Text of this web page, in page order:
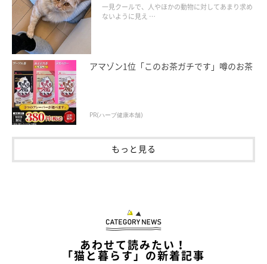
次回のお話もお楽しみに〜♪
一見クールで、人やほかの動物に対してあまり求め
ないように見え …
アマゾン1位「このお茶ガチです」噂のお茶
PR(ハーブ健康本舗)
もっと見る
あわせて読みたい！
「猫と暮らす」の新着記事